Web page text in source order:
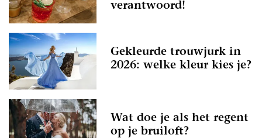
verantwoord!
Gekleurde trouwjurk in
2026: welke kleur kies je?
Wat doe je als het regent
op je bruiloft?